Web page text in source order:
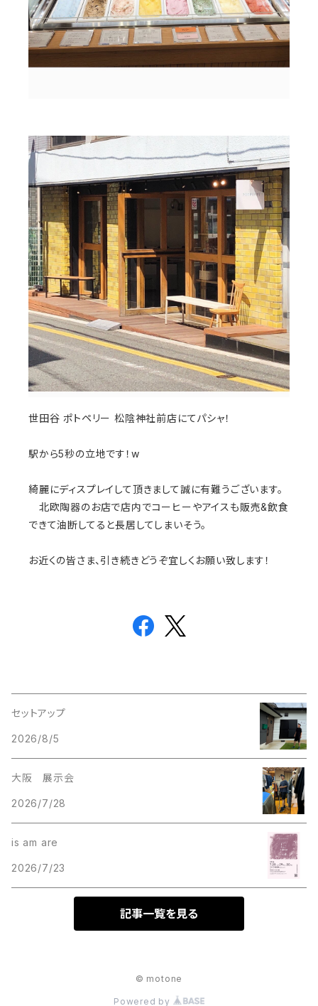
世田谷 ポトペリー 松陰神社前店にてパシャ！
駅から5秒の立地です！w
綺麗にディスプレイして頂きまして誠に有難うございます。
北欧陶器のお店で店内でコーヒーやアイスも販売&飲食
できて油断してると長居してしまいそう。
お近くの皆さま、引き続きどうぞ宜しくお願い致します！
セットアップ
2026/8/5
大阪 展示会
2026/7/28
is am are
2026/7/23
記事一覧を見る
© motone
Powered by